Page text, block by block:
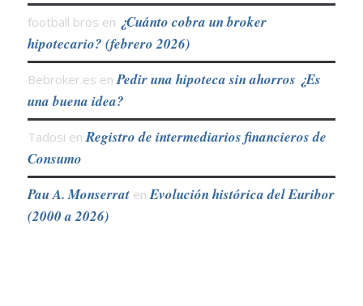
football bros en ¿Cuánto cobra un broker
hipotecario? (febrero 2026)
Bebroker.es enPedir una hipoteca sin ahorros ¿Es
una buena idea?
Tadosi enRegistro de intermediarios financieros de
Consumo
Pau A. MonserratenEvolución histórica del Euribor
(2000 a 2026)